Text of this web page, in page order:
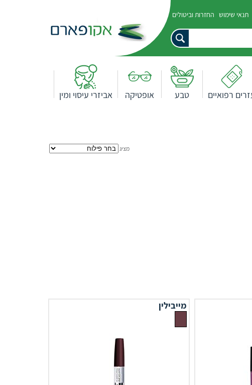
תנאי שימוש החזרות וביטולים
רפואיים טבע אופטיקה אביזרי עיסוי ומין
מציג
מייבילין